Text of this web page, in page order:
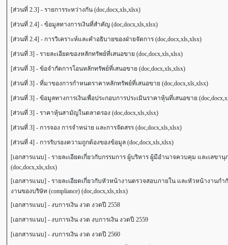
[ส่วนที่ 2.3] - รายการระหว่างกัน (doc,docx,xls,xlsx)
[ส่วนที่ 2.4] - ข้อมูลทางการเงินที่สำคัญ (doc,docx,xls,xlsx)
[ส่วนที่ 2.4] - การวิเคราะห์และคำอธิบายของฝ่ายจัดการ (doc,docx,xls,xlsx)
[ส่วนที่ 3] - รายละเอียดของหลักทรัพย์ที่เสนอขาย (doc,docx,xls,xlsx)
[ส่วนที่ 3] - ข้อจำกัดการโอนหลักทรัพย์ที่เสนอขาย (doc,docx,xls,xlsx)
[ส่วนที่ 3] - ที่มาของการกำหนดราคาหลักทรัพย์ที่เสนอขาย (doc,docx,xls,xlsx)
[ส่วนที่ 3] - ข้อมูลทางการเงินเพื่อประกอบการประเมินราคาหุ้นที่เสนอขาย
[ส่วนที่ 3] - ราคาหุ้นสามัญในตลาดรอง (doc,docx,xls,xlsx)
[ส่วนที่ 3] - การจอง การจำหน่าย และการจัดสรร (doc,docx,xls,xlsx)
[ส่วนที่ 4] - การรับรองความถูกต้องของข้อมูล (doc,docx,xls,xlsx)
[เอกสารแนบ] - รายละเอียดเกี่ยวกับกรรมการ ผู้บริหาร ผู้มีอำนาจควบคุม และเลขานุ
(doc,docx,xls,xlsx)
[เอกสารแนบ] - รายละเอียดเกี่ยวกับหัวหน้างานตรวจสอบภายใน และหัวหน้างานก
งานของบริษัท (compliance) (doc,docx,xls,xlsx)
[เอกสารแนบ] - งบการเงิน งวด งวดปี 2558
[เอกสารแนบ] - งบการเงิน งวด งบการเงิน งวดปี 2559
[เอกสารแนบ] - งบการเงิน งวด งวดปี 2560